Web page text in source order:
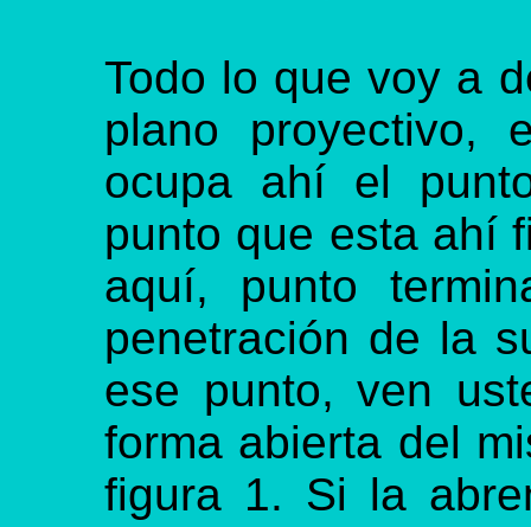
Todo lo que voy a
plano proyectivo,
ocupa ahí el
punto que esta ahí
aquí, punto
penetración de la
ese punto, ven
forma abierta del
figura 1. Si la